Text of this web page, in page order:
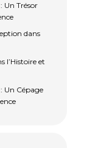
Un Trésor
dans
l’Histoire et
Un Cépage